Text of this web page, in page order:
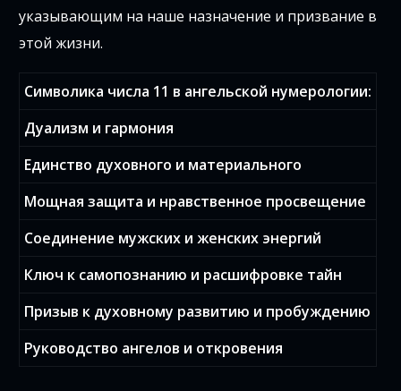
указывающим на наше назначение и призвание в
этой жизни.
Символика числа 11 в ангельской нумерологии:
Дуализм и гармония
Единство духовного и материального
Мощная защита и нравственное просвещение
Соединение мужских и женских энергий
Ключ к самопознанию и расшифровке тайн
Призыв к духовному развитию и пробуждению
Руководство ангелов и откровения